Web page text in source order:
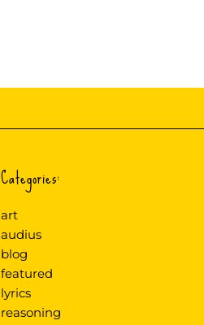
Categories:
art
audius
blog
featured
lyrics
reasoning